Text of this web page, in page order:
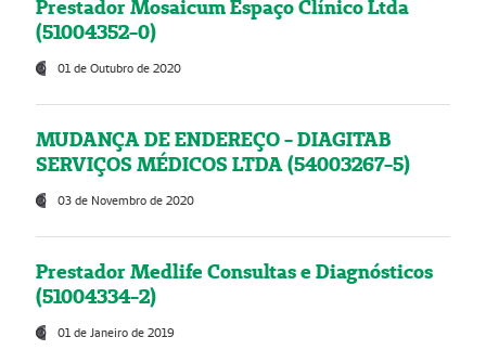
Prestador Mosaicum Espaço Clínico Ltda
(51004352-0)
01 de Outubro de 2020
MUDANÇA DE ENDEREÇO - DIAGITAB
SERVIÇOS MÉDICOS LTDA (54003267-5)
03 de Novembro de 2020
Prestador Medlife Consultas e Diagnósticos
(51004334-2)
01 de Janeiro de 2019